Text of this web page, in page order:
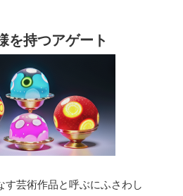
を持つアゲート
す芸術作品と呼ぶにふさわし